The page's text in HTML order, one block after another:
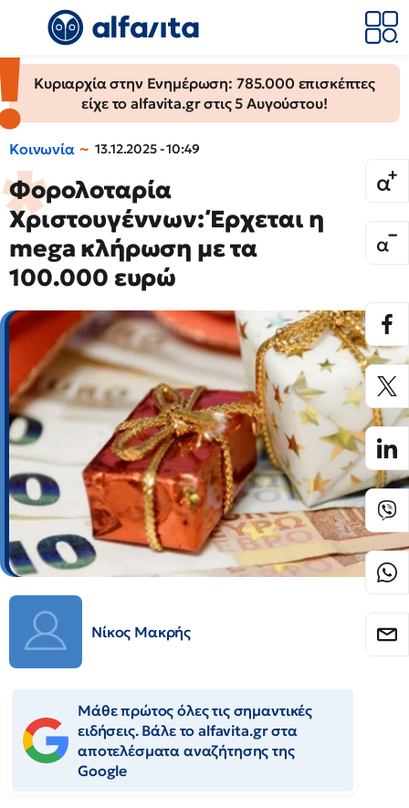
Κυριαρχία στην Ενημέρωση: 785.000 επισκέπτες
είχε το alfavita.gr στις 5 Αυγούστου!
Κοινωνία 13.12.2025 - 10:49
Φορολοταρία
Χριστουγέννων: Έρχεται η
mega κλήρωση με τα
100.000 ευρώ
Νίκος Μακρής
Μάθε πρώτος όλες τις σημαντικές
ειδήσεις. Βάλε το alfavita.gr στα
αποτελέσματα αναζήτησης της
Google